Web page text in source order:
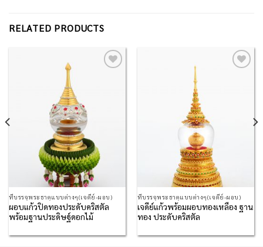
RELATED PRODUCTS
ที่บรรจุพระธาตุแบบต่างๆ(เจดีย์-ผอบ)
ผอบแก้วปิดทองประดับคริสตัล
พร้อมฐานประดิษฐ์ดอกไม้
ที่บรรจุพระธาตุแบบต่างๆ(เจดีย์-ผอบ)
เจดีย์แก้วพร้อมผอบทองเหลือง ฐาน
ทอง ประดับคริสตัล